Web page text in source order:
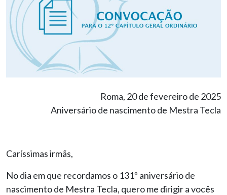
Roma, 20 de fevereiro de 2025
Aniversário de nascimento de Mestra Tecla
Caríssimas irmãs,
No dia em que recordamos o 131º aniversário de
nascimento de Mestra Tecla, quero me dirigir a vocês